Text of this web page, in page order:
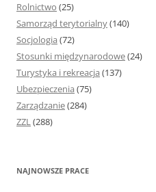
Rolnictwo (25)
Samorząd terytorialny(140)
Socjologia (72)
Stosunki międzynarodowe(24)
Turystyka i rekreacja (137)
Ubezpieczenia (75)
Zarządzanie(284)
ZZL(288)
NAJNOWSZE PRACE